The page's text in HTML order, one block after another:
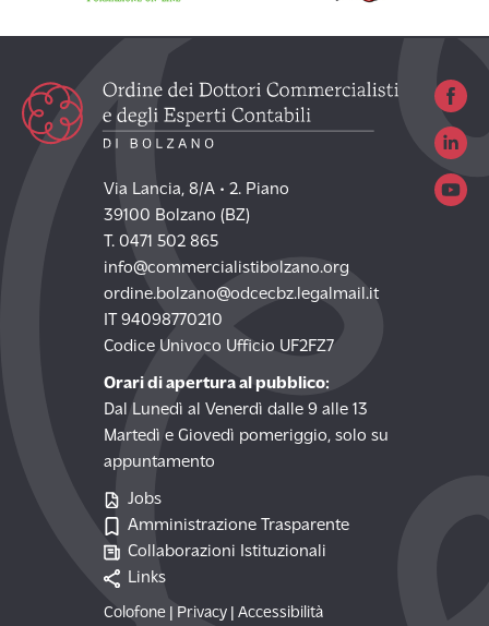
Via Lancia, 8/A • 2. Piano
39100 Bolzano (BZ)
T. 0471 502 865
info@commercialistibolzano.org
ordine.bolzano@odcecbz.legalmail.it
IT 94098770210
Codice Univoco Ufficio UF2FZ7
Orari di apertura al pubblico:
Dal Lunedì al Venerdì dalle 9 alle 13
Martedì e Giovedì pomeriggio, solo su
appuntamento
Jobs
Amministrazione Trasparente
Collaborazioni Istituzionali
Links
Colofone Privacy Accessibilità